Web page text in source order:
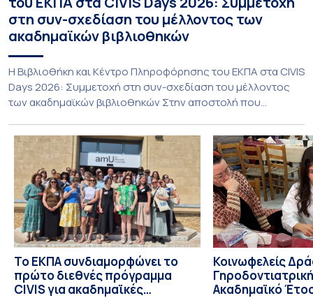
στη συν-σχεδίαση του μέλλοντος των
ακαδημαϊκών βιβλιοθηκών
Η Βιβλιοθήκη και Κέντρο Πληροφόρησης του ΕΚΠΑ στα CIVIS
Days 2026: Συμμετοχή στη συν-σχεδίαση του μέλλοντος
των ακαδημαϊκών βιβλιοθηκών Στην αποστολή που
με επικεφαλής την Αντιπρύτανι Ακαδημαϊκών, Διεθνών
Σχέσεων και Εξωστρέφειας, Καθηγήτρια κ. Σοφία
Παπαϊωάννου, συμμετείχε ενεργά και η Βιβλιοθήκη και
Κέντρο Πληροφόρησης (ΒΚΠ) του Ιδρύματος. Οι […]
Το ΕΚΠΑ συνδιαμορφώνει το
πρώτο διεθνές πρόγραμμα
CIVIS για ακαδημαϊκές
Κοινωφελείς
Ακαδημαϊκό